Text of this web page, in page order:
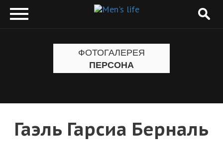
ФОТОГАЛЕРЕЯ
ПЕРСОНА
Гаэль Гарсиа Берналь